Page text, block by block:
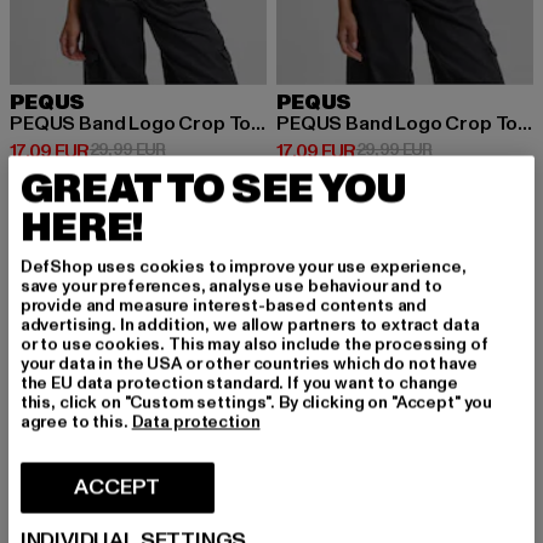
PEQUS
PEQUS Band Logo Crop Tops
17,09 EUR
Ajankohtainen hinta: 17,09 EUR
29,99 EURKampanjahinta: 29,99 EUR
PEQUS
PEQUS Band Logo Crop Tops
17,09 EUR
Ajankohtainen hinta: 17,09 EUR
29,99 EUR
-43%
GREAT TO SEE YOU
HERE!
DefShop uses cookies to improve your use experience,
save your preferences, analyse use behaviour and to
provide and measure interest-based contents and
advertising. In addition, we allow partners to extract data
or to use cookies. This may also include the processing of
your data in the USA or other countries which do not have
the EU data protection standard. If you want to change
this, click on "Custom settings". By clicking on "Accept" you
agree to this. Data protection
ACCEPT